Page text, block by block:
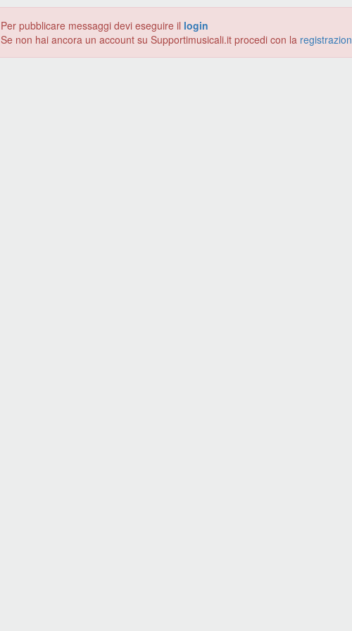
Per pubblicare messaggi devi eseguire il login
Se non hai ancora un account su Supportimusicali.it procedi con la